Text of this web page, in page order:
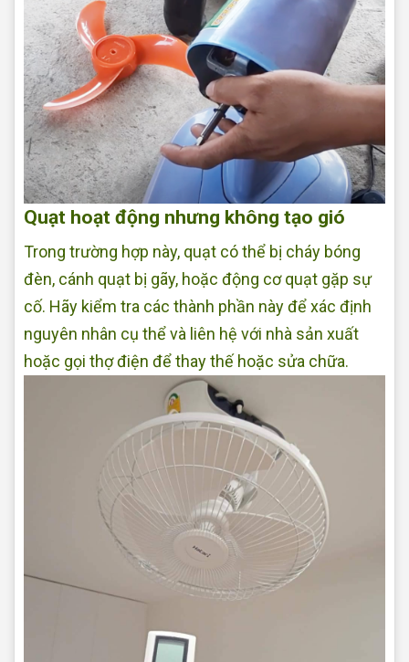
Quạt hoạt động nhưng không tạo gió
Trong trường hợp này, quạt có thể bị cháy bóng
đèn, cánh quạt bị gãy, hoặc động cơ quạt gặp sự
cố. Hãy kiểm tra các thành phần này để xác định
nguyên nhân cụ thể và liên hệ với nhà sản xuất
hoặc gọi thợ điện để thay thế hoặc sửa chữa.